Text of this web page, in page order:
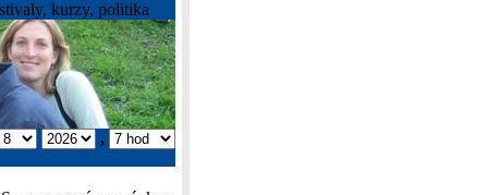
kurzy, politika
,